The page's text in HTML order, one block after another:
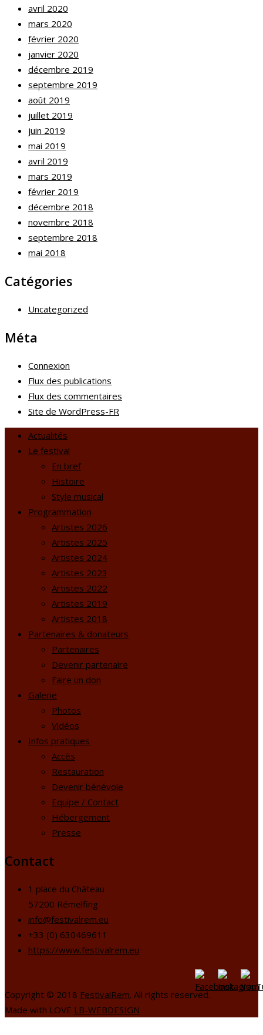
avril 2020
mars 2020
février 2020
janvier 2020
décembre 2019
septembre 2019
août 2019
juillet 2019
juin 2019
mai 2019
avril 2019
mars 2019
février 2019
décembre 2018
novembre 2018
septembre 2018
mai 2018
Catégories
Uncategorized
Méta
Connexion
Flux des publications
Flux des commentaires
Site de WordPress-FR
Actualités
Le festival
En bref
Histoire
Style musical
Programmation
Artistes 2026
Artistes 2025
Artistes 2024
Artistes 2023
Artistes 2022
Artistes 2019
Artistes 2018
Partenaires & donateurs
Partenaires
Devenir partenaire
Faire un don
Galerie
Photos
Vidéos
Infos pratiques
Accès
Restauration
Devenir bénévole
Equipe / Contact
Hébergement
Presse
Contact
1 place du Château
57200 Rémelfing
info@festivalrem.eu
+33 (0) 630469611
https://www.festivalrem.eu
Copyright © 2018 FestivalRem. All rights reserved.
Made with LOVE LB-WEBDESIGN